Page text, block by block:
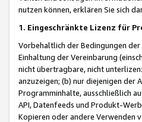
nutzen können, erklären Sie sich
1. Eingeschränkte Lizenz für
Vorbehaltlich der Bedingungen
Einhaltung der Vereinbarung
nicht übertragbare, nicht
anzuzeigen; (b) nur diejenigen der
Programminhalte, ausschließlich
API, Datenfeeds und Produkt-
Kopieren oder andere Verwenden